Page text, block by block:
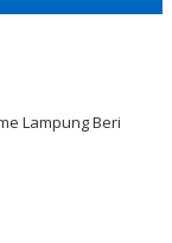
Lampung Beri